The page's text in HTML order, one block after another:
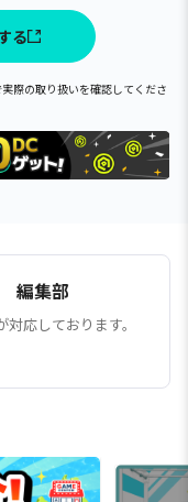
る
際の取り扱いを確認してくださ
編集部
応しております。